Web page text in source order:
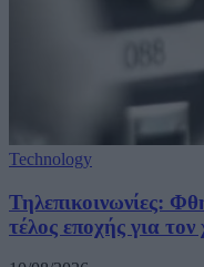
Technology
Τηλεπικοινωνίες:
τέλος εποχής για τον